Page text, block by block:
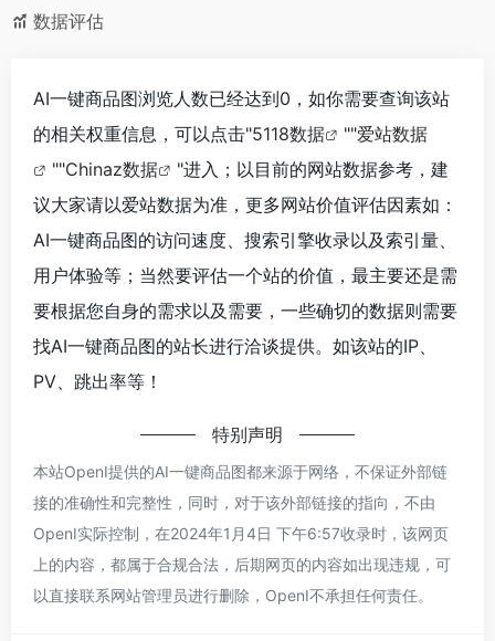
数据评估
AI一键商品图浏览人数已经达到0，如你需要查询该站
的相关权重信息，可以点击"5118数据 ""爱站数据
""Chinaz数据
"进入；以目前的网站数据参考，建
议大家请以爱站数据为准，更多网站价值评估因素如：
AI一键商品图的访问速度、搜索引擎收录以及索引量、
用户体验等；当然要评估一个站的价值，最主要还是需
要根据您自身的需求以及需要，一些确切的数据则需要
找AI一键商品图的站长进行洽谈提供。如该站的IP、
PV、跳出率等！
特别声明
本站OpenI提供的AI一键商品图都来源于网络，不保证外部链
接的准确性和完整性，同时，对于该外部链接的指向，不由
OpenI实际控制，在2024年1月4日 下午6:57收录时，该网页
上的内容，都属于合规合法，后期网页的内容如出现违规，可
以直接联系网站管理员进行删除，OpenI不承担任何责任。